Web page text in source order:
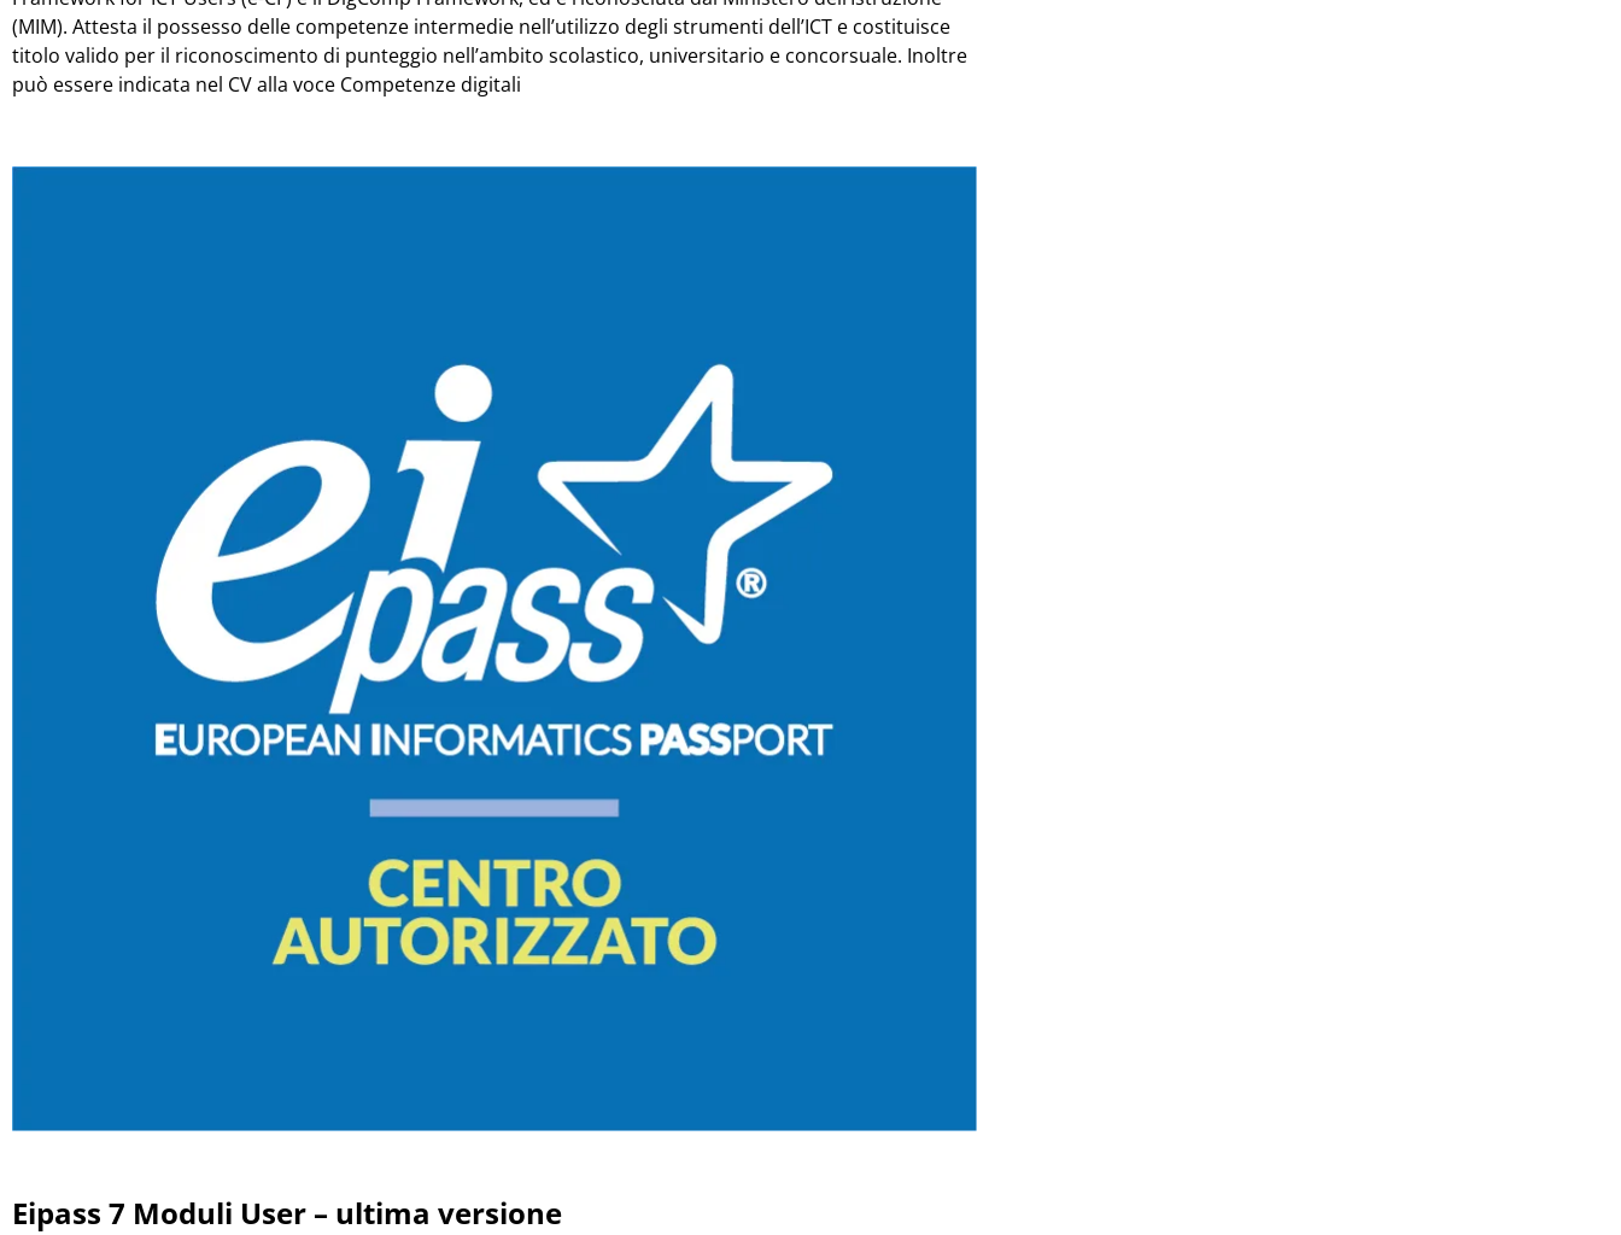
(MIM). Attesta il possesso delle competenze intermedie nell’utilizzo degli strumenti dell’ICT e costituisce
titolo valido per il riconoscimento di punteggio nell’ambito scolastico, universitario e concorsuale. Inoltre
può essere indicata nel CV alla voce Competenze digitali
Eipass 7 Moduli User – ultima versione